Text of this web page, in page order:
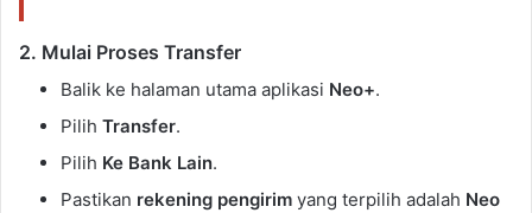
2. Mulai Proses Transfer
Balik ke halaman utama aplikasi Neo+.
Pilih Transfer.
Pilih Ke Bank Lain.
Pastikan rekening pengirim yang terpilih adalah Neo